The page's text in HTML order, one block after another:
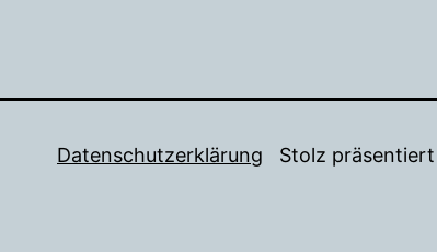
Datenschutzerklärung Stolz